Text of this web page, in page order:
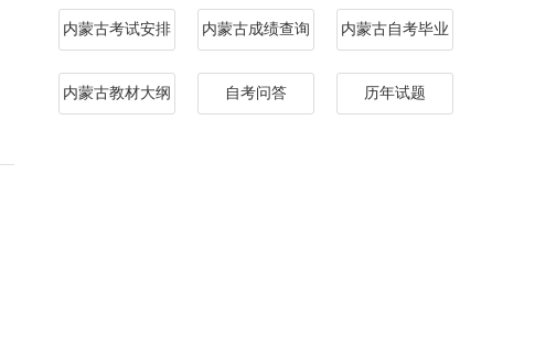
内蒙古考试安排 内蒙古成绩查询 内蒙古自考毕业
内蒙古教材大纲 自考问答 历年试题